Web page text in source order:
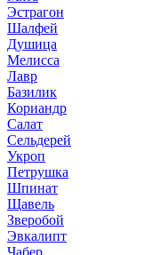
Эстрагон
Шалфей
Душица
Мелисса
Лавр
Базилик
Кориандр
Салат
Сельдерей
Укроп
Петрушка
Шпинат
Щавель
Зверобой
Эвкалипт
Чабер